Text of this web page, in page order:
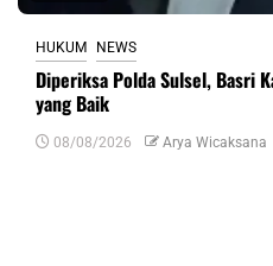
HUKUM NEWS
Diperiksa Polda Sulsel, Basri
yang Baik
08/08/2026 Arya Wicaksana